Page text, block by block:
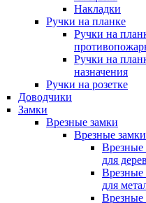
Накладки
Ручки на планке
Ручки на
Ручки на
назначения
Ручки на розетке
Доводчики
Замки
Врезные замки
Врезные
Врезные
для
Врезные
для
Врезные